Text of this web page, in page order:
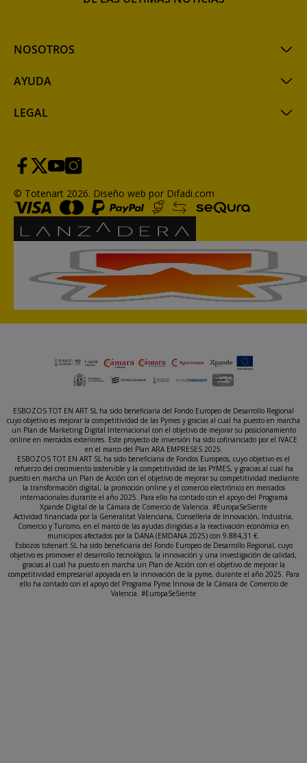
NOSOTROS
AYUDA
LEGAL
© Totenart 2026. Diseño web por Difadi.com
ESBOZOS TOT EN ART SL ha sido beneficiaria del Fondo Europeo de Desarrollo Regional
cuyo objetivo es mejorar la competitividad de las Pymes y gracias al cual ha puesto en marcha
un Plan de Marketing Digital Internacional con el objetivo de mejorar su posicionamiento
online en mercados exteriores. Este proyecto de inversión ha sido cofinanciado por el IVACE
en el marco del Plan ARA EMPRESES 2025.
ESBOZOS TOT EN ART SL ha sido beneficiaria de Fondos Europeos, cuyo objetivo es el
refuerzo del crecimiento sostenible y la competitividad de las PYMES, y gracias al cual ha
puesto en marcha un Plan de Acción con el objetivo de mejorar su competitividad mediante
la transformación digital, la promoción online y el comercio electrónico en mercados
internacionales durante el año 2025. Para ello ha contado con el apoyo del Programa
Xpande Digital de la Cámara de Comercio de Valencia. #EuropaSeSiente
Actividad financiada por la Generalitat Valenciana, Conselleria de Innovación, Industria,
Comercio y Turismo, en el marco de las ayudas dirigidas a la reactivación económica en
municipios afectados por la DANA (EMDANA 2025) con 9.884,31 €.
Esbozos totenart SL ha sido beneficiaria del Fondo Europeo de Desarrollo Regional, cuyo
objetivo es promover el desarrollo tecnológico, la innovación y una investigación de calidad,
gracias al cual ha puesto en marcha un Plan de Acción con el objetivo de mejorar la
competitividad empresarial apoyada en la innovación de la pyme, durante el año 2025. Para
ello ha contado con el apoyo del Programa Pyme Innova de la Cámara de Comercio de
Valencia. #EuropaSeSiente